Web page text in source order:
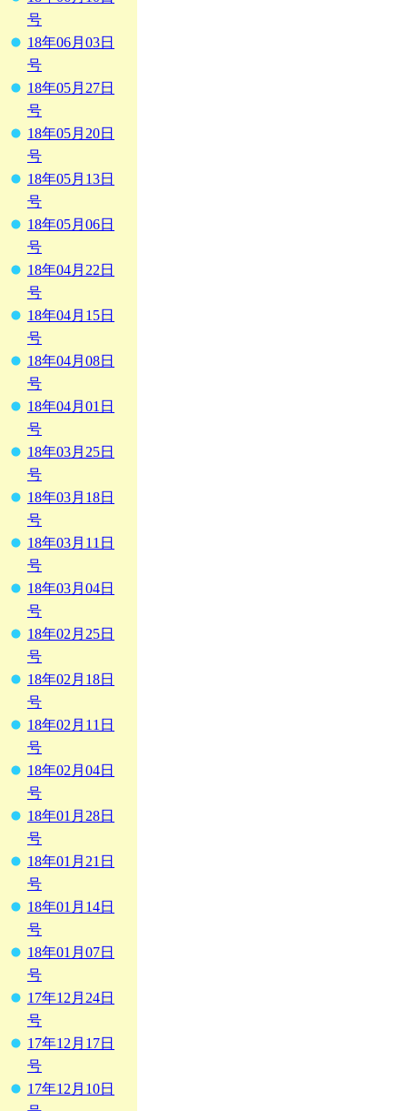
号
18年06月03日
号
18年05月27日
号
18年05月20日
号
18年05月13日
号
18年05月06日
号
18年04月22日
号
18年04月15日
号
18年04月08日
号
18年04月01日
号
18年03月25日
号
18年03月18日
号
18年03月11日
号
18年03月04日
号
18年02月25日
号
18年02月18日
号
18年02月11日
号
18年02月04日
号
18年01月28日
号
18年01月21日
号
18年01月14日
号
18年01月07日
号
17年12月24日
号
17年12月17日
号
17年12月10日